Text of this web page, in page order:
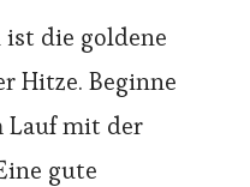
die goldene
Hitze. Beginne
Lauf mit der
gute